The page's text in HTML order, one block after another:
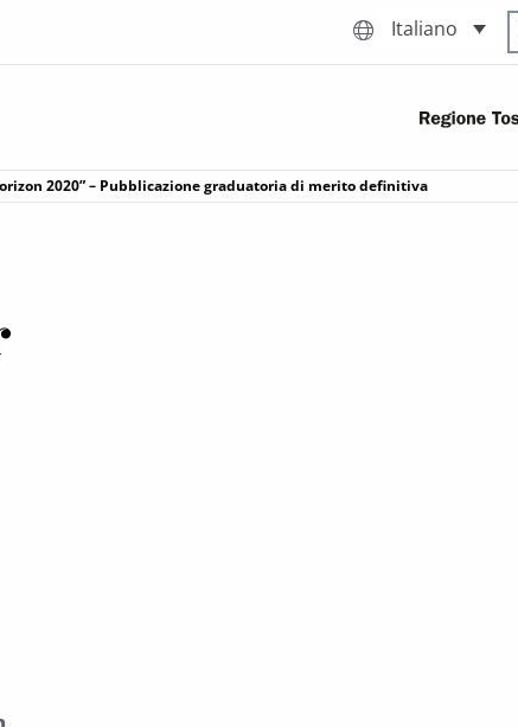
Italiano
2020” – Pubblicazione graduatoria di merito definitiva